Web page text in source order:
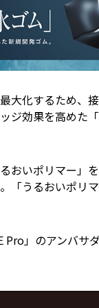
大化するため、
ジ効果を高めた
おいポリマー」
「うるおいポリ
Pro」のアンバ